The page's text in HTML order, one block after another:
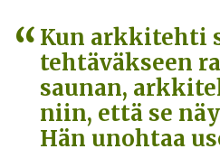
Kun arkkitehti
tehtäväkseen
saunan,
niin, että se
Hän unohtaa